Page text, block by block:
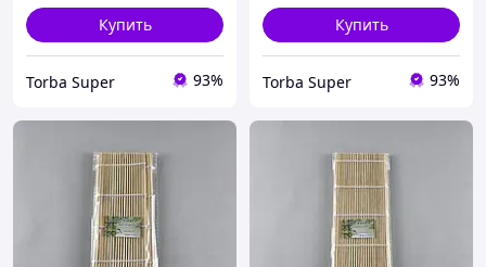
Купить
Torba Super 93%
Купить
Torba Super 93%